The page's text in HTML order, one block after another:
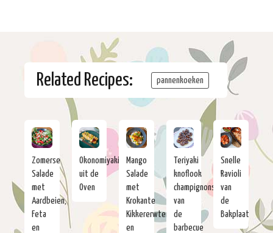
Related Recipes: pannenkoeken
Zomerse
Salade
met
Aardbeien,
Feta
en
Okonomiyaki
uit de
Oven
Mango
Salade
met
Krokante
Kikkererwten
en
Teriyaki
knoflook
champignons
van
de
barbecue
Snelle
Ravioli
van
de
Bakplaat